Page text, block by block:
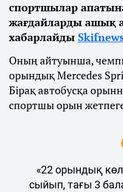
спортшылар
жағдайларды ашық
хабарлайды
Оның айтуынша,
орындық Mercedes
Бірақ автобусқа
спортшы орын
«22 орындық
сыйып, тағы 3